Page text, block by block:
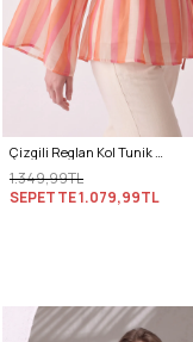
Çizgili Reglan Kol Tunik 260203 - TURUNCU
1.349,99TL
SEPETTE1.079,99TL